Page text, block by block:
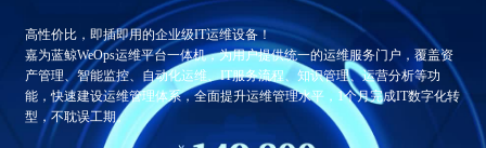
高性价比，即插即用的企业级IT运维设备！
嘉为蓝鲸WeOps运维平台一体机，为用户提供统一的运维服务门户，覆盖资
产管理、智能监控、自动化运维、IT服务流程、知识管理、运营分析等功
能，快速建设运维管理体系，全面提升运维管理水平，1个月完成IT数字化转
型，不耽误工期。